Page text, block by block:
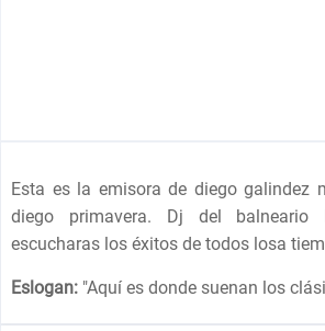
Esta es la emisora de diego galindez
diego primavera. Dj del balneario
escucharas los éxitos de todos losa
Eslogan: "Aquí es donde suenan los